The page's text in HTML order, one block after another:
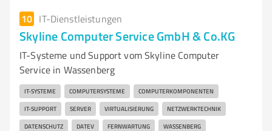
10 IT-Dienstleistungen
Skyline Computer Service GmbH & Co.KG
IT-Systeme und Support vom Skyline Computer
Service in Wassenberg
IT-SYSTEME COMPUTERSYSTEME COMPUTERKOMPONENTEN
IT-SUPPORT SERVER VIRTUALISIERUNG NETZWERKTECHNIK
DATENSCHUTZ DATEV FERNWARTUNG WASSENBERG